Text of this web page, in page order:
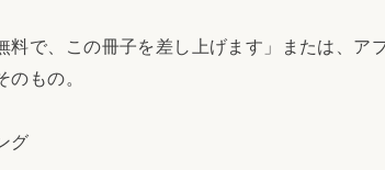
で、この冊子を差し上げます」または、ア
のもの。
グ